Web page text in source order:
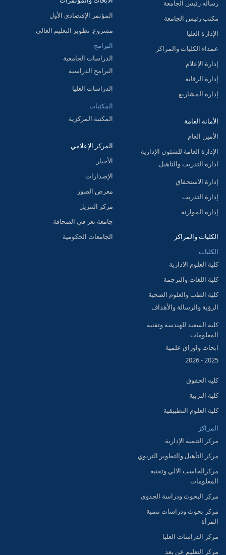
رساله رئيس الجامعة
مكتب رئيس الجامعة
الإدارة العليا
عمداء الكليات والمراكز
إدارة الإعلام
إدارة الرقابة
إدارة المشاريع
الأمانة العامة
الأمين العام
الإدارة العامة للشئون الإدارية
ادارة التدريب والتاهيل
إدارة الاستحقاق
إدارة التدريب
إدارة الموازنة
الكليات والمراكز
الكليات
كلية العلوم الادارية
كلية اللغات والترجمة
كلية الطب والعلوم الصحية
الرؤية والرسالة والأهداف
كليه السعيد للهندسة وتقنية
المعلومات
ابحاث واوراق علمية
2025 - 2026
كليه الحقوق
كلية التربية
كلية العلوم التطبيقية
المراكز
مركز التنمية الإدارية
مركز التأهيل والتطوير التربوي
مركزالحاسب الآلي وتقنية
المعلومات
مركز البحوث ودراسة الجدوى
مركز بحوث ودراسات تنمية
المرأة
مركز الدراسات العليا
مركز التعليم عن بعد
المؤتمر الإقتصادي الأول
مشروع. تطوير التعليم العالي
البرامج
الدراسات الجامعية
البرامج الدراسية
الدراسات العليا
المكتبات
المكتبة المركزية
المركز الإعلامي
الأخبار
الإصدارات
معرض الصور
مركز التنزيل
جامعة تعز في الصحافة
الجامعات الحكومية